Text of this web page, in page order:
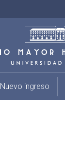
Nuevo ingreso